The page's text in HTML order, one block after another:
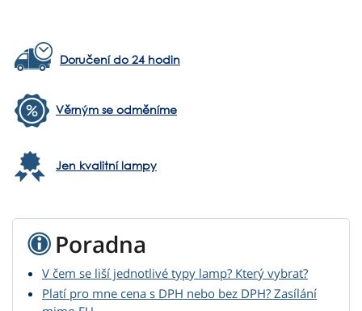
Doručení do 24 hodin
Věrným se odměníme
Jen kvalitní lampy
Poradna
V čem se liší jednotlivé typy lamp? Který vybrat?
Platí pro mne cena s DPH nebo bez DPH? Zasílání